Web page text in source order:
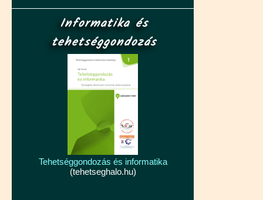
Informatika és
tehetséggondozás
Tehetséggondozás és informatika
(tehetseghalo.hu)